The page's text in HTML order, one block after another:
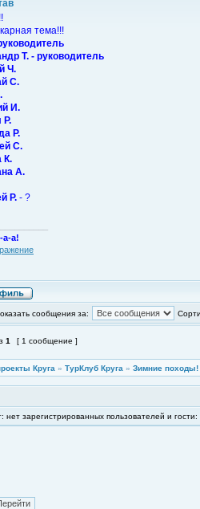
тема!!!
Т. - руководитель
Ч.
С.
И.
Р.
Р.
С.
К.
А.
Р. - ?
а-а!
сообщения за:
1 [ 1 сообщение ]
Круга » ТурКлуб Круга » Зимние походы!
зарегистрированных пользователей и гости: